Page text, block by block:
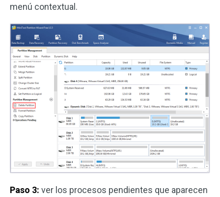
menú contextual.
Paso 3: ver los procesos pendientes que aparecen